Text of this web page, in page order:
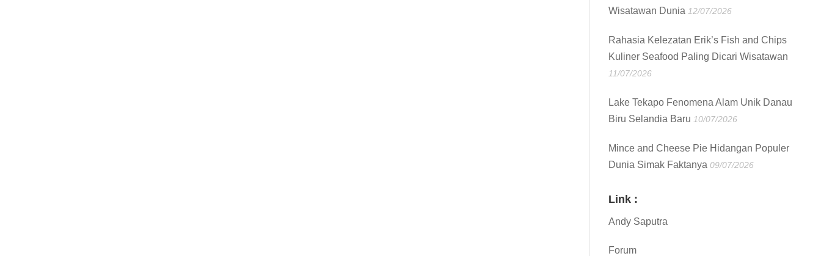
Wisatawan Dunia 12/07/2026
Rahasia Kelezatan Erik’s Fish and Chips
Kuliner Seafood Paling Dicari Wisatawan
11/07/2026
Lake Tekapo Fenomena Alam Unik Danau
Biru Selandia Baru 10/07/2026
Mince and Cheese Pie Hidangan Populer
Dunia Simak Faktanya 09/07/2026
Link :
Andy Saputra
Forum